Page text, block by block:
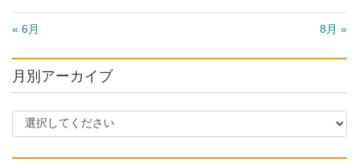
« 6月 8月 »
月別アーカイブ